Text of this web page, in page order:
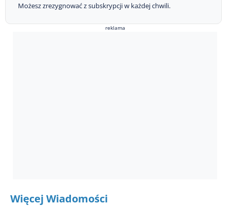
Możesz zrezygnować z subskrypcji w każdej chwili.
reklama
Więcej Wiadomości